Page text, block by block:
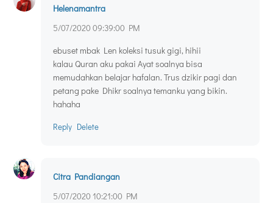
Helenamantra
5/07/2020 09:39:00 PM
ebuset mbak Len koleksi tusuk gigi, hihii
kalau Quran aku pakai Ayat soalnya bisa
memudahkan belajar hafalan. Trus dzikir pagi dan
petang pake Dhikr soalnya temanku yang bikin.
hahaha
Reply Delete
Citra Pandiangan
5/07/2020 10:21:00 PM